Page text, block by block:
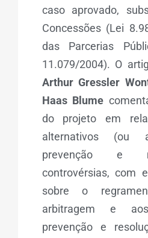
caso aprovado,
Concessões (Lei
das Parcerias
11.079/2004). O
Arthur Gressler
Haas Blume
do projeto em
alternativos (ou
prevenção e
controvérsias, com
sobre o
arbitragem e
prevenção e